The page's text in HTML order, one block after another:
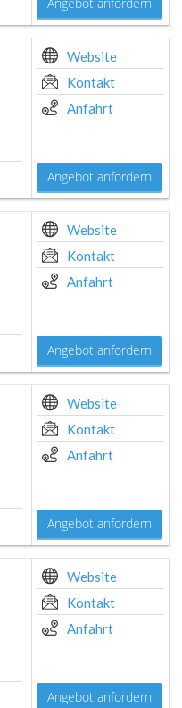
Website
Kontakt
Anfahrt
Angebot anfordern
Website
Kontakt
Anfahrt
Angebot anfordern
Website
Kontakt
Anfahrt
Angebot anfordern
Website
Kontakt
Anfahrt
Angebot anfordern